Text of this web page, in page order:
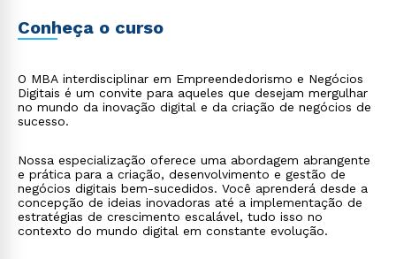
Conheça o curso
O MBA interdisciplinar em Empreendedorismo e Negócios
Digitais é um convite para aqueles que desejam mergulhar
no mundo da inovação digital e da criação de negócios de
sucesso.
Nossa especialização oferece uma abordagem abrangente
e prática para a criação, desenvolvimento e gestão de
negócios digitais bem-sucedidos. Você aprenderá desde a
concepção de ideias inovadoras até a implementação de
estratégias de crescimento escalável, tudo isso no
contexto do mundo digital em constante evolução.